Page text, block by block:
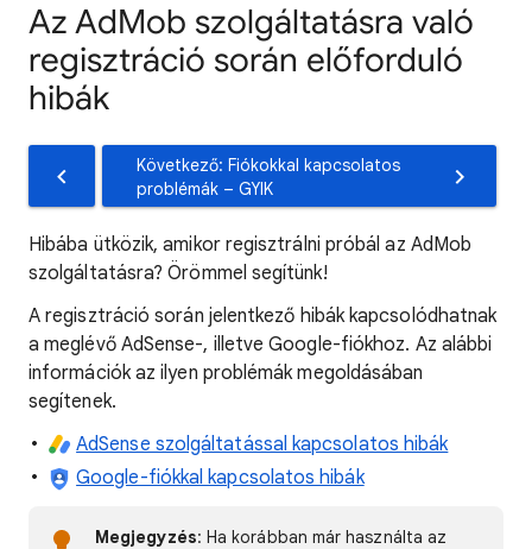
Az AdMob szolgáltatásra való
regisztráció során előforduló
hibák
Következő: Fiókokkal kapcsolatos
problémák – GYIK
Hibába ütközik, amikor regisztrálni próbál az AdMob
szolgáltatásra? Örömmel segítünk!
A regisztráció során jelentkező hibák kapcsolódhatnak
a meglévő AdSense-, illetve Google-fiókhoz. Az alábbi
információk az ilyen problémák megoldásában
segítenek.
AdSense szolgáltatással kapcsolatos hibák
Google-fiókkal kapcsolatos hibák
Megjegyzés: Ha korábban már használta az